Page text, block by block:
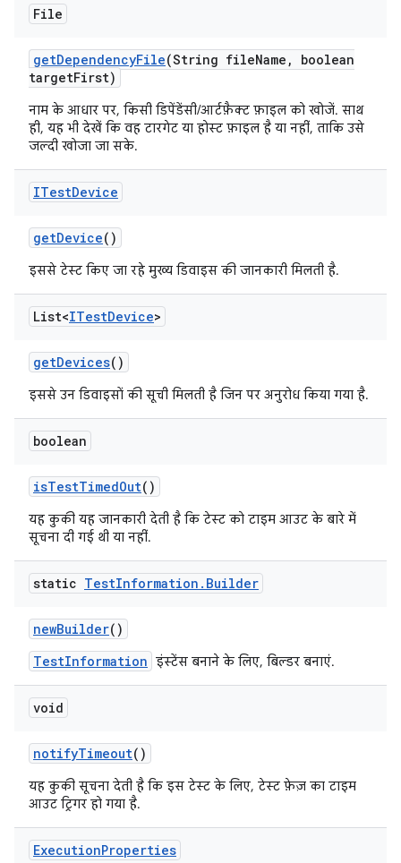
File
getDependencyFile(String fileName ,
boolean
targetFirst)
नाम के आधार पर, किसी डिपेंडेंसी/आर्टफ़ैक्ट फ़ाइल को खोजें. साथ
ही, यह भी देखें कि वह टारगेट या होस्ट फ़ाइल है या नहीं, ताकि उसे
जल्दी खोजा जा सके.
ITestDevice
getDevice()
इससे टेस्ट किए जा रहे मुख्य डिवाइस की जानकारी मिलती है.
List<ITestDevice>
getDevices()
इससे उन डिवाइसों की सूची मिलती है जिन पर अनुरोध किया गया है.
boolean
isTestTimedOut()
यह कुकी यह जानकारी देती है कि टेस्ट को टाइम आउट के बारे में
सूचना दी गई थी या नहीं.
static TestInformation . Builder
newBuilder()
TestInformation इंस्टेंस बनाने के लिए, बिल्डर बनाएं.
void
notifyTimeout()
यह कुकी सूचना देती है कि इस टेस्ट के लिए, टेस्ट फ़ेज़ का टाइम
आउट ट्रिगर हो गया है.
ExecutionProperties